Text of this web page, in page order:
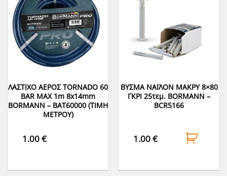
ΛΑΣΤΙΧΟ ΑΕΡΟΣ TORNADO 60
BAR MAX 1m 8x14mm
BORMANN – BAT60000 (ΤΙΜΗ
ΜΕΤΡΟΥ)
1.00€
ΒΥΣΜΑ ΝΑΪΛΟΝ ΜΑΚΡΥ 8×80
ΓΚΡΙ 25τεμ. BORMANN –
BCR5166
1.00€